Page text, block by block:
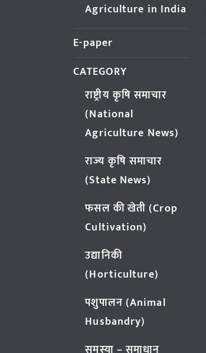
Agriculture in India
E-paper
CATEGORY
राष्ट्रीय कृषि समाचार
(National
Agriculture News)
राज्य कृषि समाचार
(State News)
फसल की खेती (Crop
Cultivation)
उद्यानिकी
(Horticulture)
पशुपालन (Animal
Husbandry)